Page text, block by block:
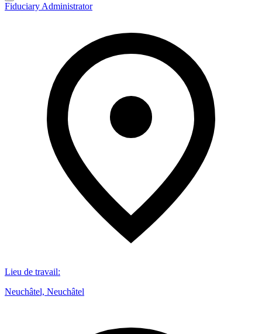
Fiduciary Administrator
Lieu de travail:
Neuchâtel, Neuchâtel